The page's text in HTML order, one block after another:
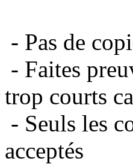
- Pas de
- Faites
trop courts
- Seuls les
acceptés